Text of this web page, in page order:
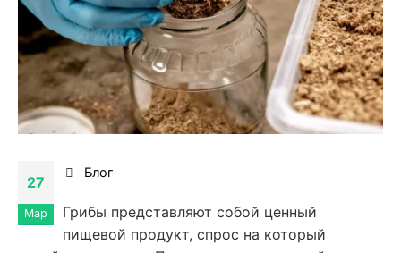
27
Мар
Блог
Грибы представляют собой ценный
пищевой продукт, спрос на который